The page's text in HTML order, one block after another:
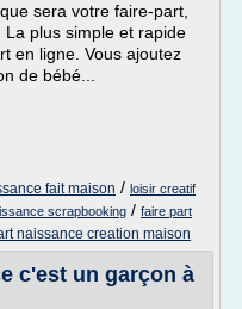
sera votre faire-part,
plus simple et rapide
en ligne. Vous ajoutez
de bébé...
fait maison / loisir creatif
scrapbooking / faire part
naissance creation maison
c'est un garçon à